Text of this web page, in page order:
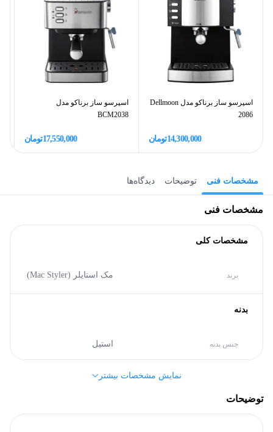
اسپرسو ساز برناکو مدل Dellmoon
2086
14,300,000تومان
اسپرسو ساز برناکو مدل
BCM2038
17,550,000تومان
مشخصات فنی توضیحات دیدگاه‌ها
مشخصات فنی
مشخصات کلی
برند مک استایلر (Mac Styler)
بدنه
جنس بدنه استیل
گارانتی 24 ماه
نمایش مشخصات بیشتر
توضیحات